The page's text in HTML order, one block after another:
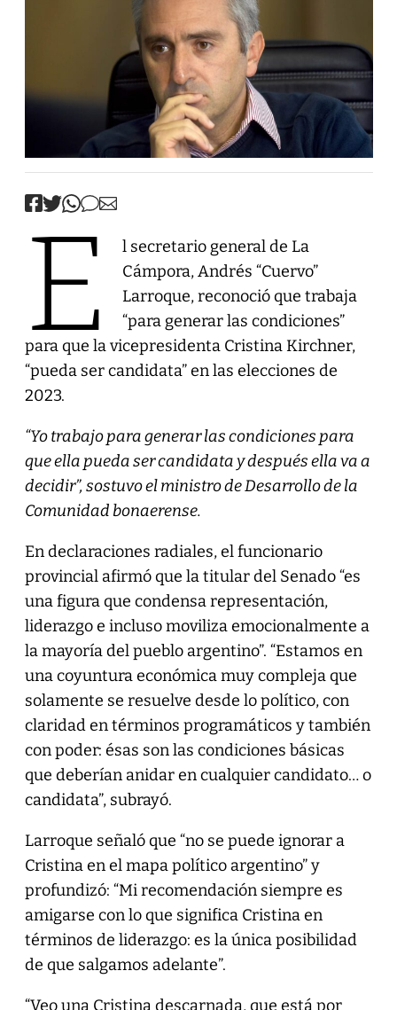
E
l secretario general de La
Cámpora, Andrés “Cuervo”
Larroque, reconoció que trabaja
“para generar las condiciones”
para que la vicepresidenta Cristina Kirchner,
“pueda ser candidata” en las elecciones de
2023.
“Yo trabajo para generar las condiciones para
que ella pueda ser candidata y después ella va a
decidir”, sostuvo el ministro de Desarrollo de la
Comunidad bonaerense.
En declaraciones radiales, el funcionario
provincial afirmó que la titular del Senado “es
una figura que condensa representación,
liderazgo e incluso moviliza emocionalmente a
la mayoría del pueblo argentino”. “Estamos en
una coyuntura económica muy compleja que
solamente se resuelve desde lo político, con
claridad en términos programáticos y también
con poder: ésas son las condiciones básicas
que deberían anidar en cualquier candidato… o
candidata”, subrayó.
Larroque señaló que “no se puede ignorar a
Cristina en el mapa político argentino” y
profundizó: “Mi recomendación siempre es
amigarse con lo que significa Cristina en
términos de liderazgo: es la única posibilidad
de que salgamos adelante”.
“Veo una Cristina descarnada, que está por